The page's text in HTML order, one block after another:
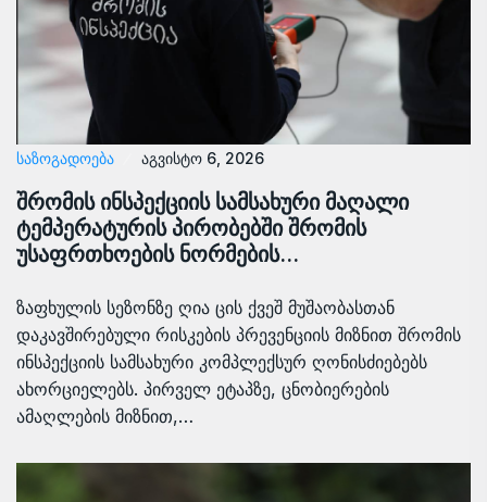
ᲡᲐᲖᲝᲒᲐᲓᲝᲔᲑᲐ აგვისტო 6, 2026
შრომის ინსპექციის სამსახური მაღალი
ტემპერატურის პირობებში შრომის
უსაფრთხოების ნორმების…
ზაფხულის სეზონზე ღია ცის ქვეშ მუშაობასთან
დაკავშირებული რისკების პრევენციის მიზნით შრომის
ინსპექციის სამსახური კომპლექსურ ღონისძიებებს
ახორციელებს. პირველ ეტაპზე, ცნობიერების
ამაღლების მიზნით,…